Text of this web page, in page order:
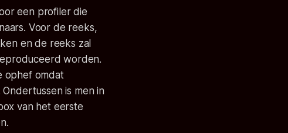
een profiler die
Voor de reeks,
en de reeks zal
worden.
ophef omdat
is men in
van het eerste